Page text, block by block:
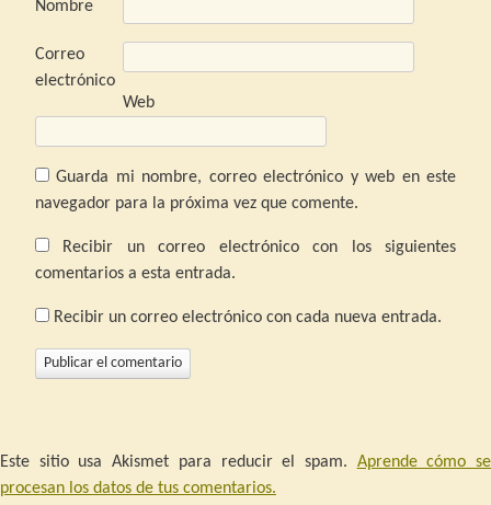
Nombre
Correo
electrónico
Web
Guarda mi nombre, correo electrónico y web en este
navegador para la próxima vez que comente.
Recibir un correo electrónico con los siguientes
comentarios a esta entrada.
Recibir un correo electrónico con cada nueva entrada.
Este sitio usa Akismet para reducir el spam. Aprende cómo se
procesan los datos de tus comentarios.